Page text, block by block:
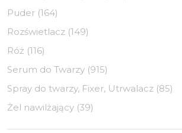
Puder (164)
Rozświetlacz (149)
Róż (116)
Serum do Twarzy (915)
Spray do twarzy, Fixer, Utrwalacz (85)
Żel nawilżający (39)